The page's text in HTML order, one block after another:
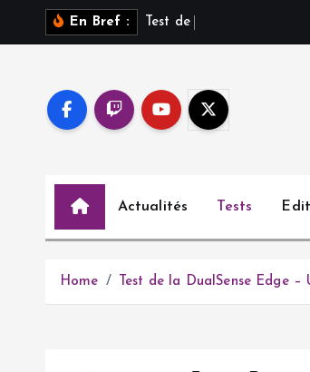
En Bref : est d e
Actualités Tests
Home Test de la DualSense Edge